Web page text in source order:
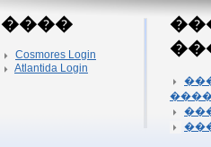
����
Cosmores Login
Atlantida Login